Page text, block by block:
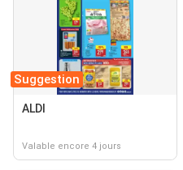
Suggestion
ALDI
Valable encore 4 jours